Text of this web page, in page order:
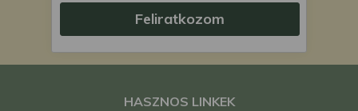
Feliratkozom
HASZNOS LINKEK